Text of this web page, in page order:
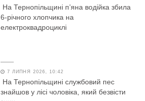
На Тернопільщині п’яна водійка збила
6-річного хлопчика на
електроквадроциклі
7 ЛИПНЯ 2026, 10:42
На Тернопільщині службовий пес
знайшов у лісі чоловіка, який безвісти